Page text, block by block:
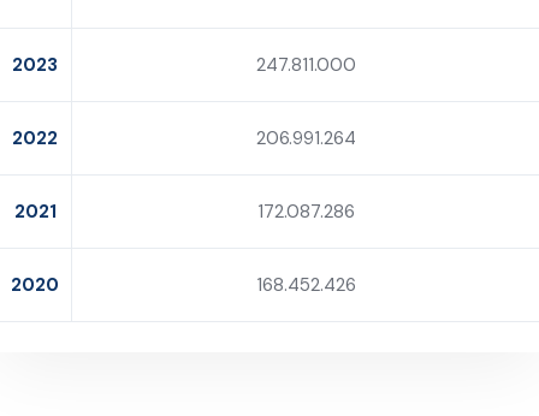
2023 247.811.000
2022 206.991.264
2021 172.087.286
2020 168.452.426